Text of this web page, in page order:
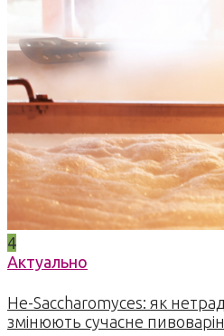
4
Актуально
Не-Saccharomyces: як
змінюють сучасне